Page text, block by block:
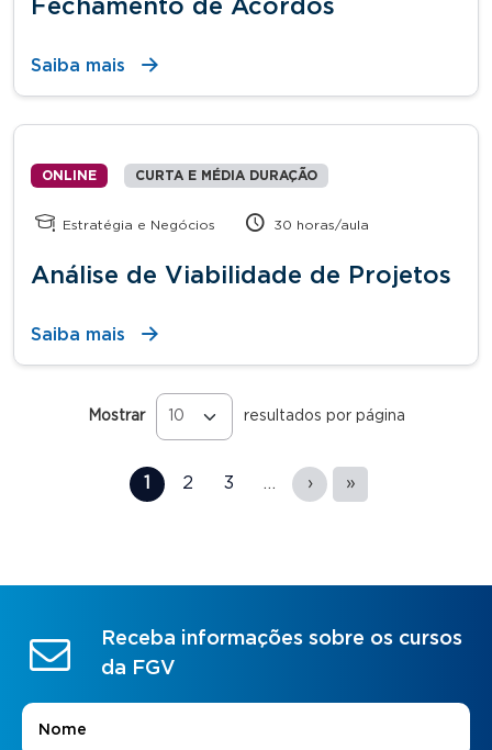
Fechamento de Acordos
Saiba mais
ONLINE CURTA E MÉDIA DURAÇÃO
Estratégia e Negócios 30 horas/aula
Análise de Viabilidade de Projetos
Saiba mais
Mostrar resultados por página
1 2 3 … › »
Receba informações sobre os cursos
da FGV
Nome